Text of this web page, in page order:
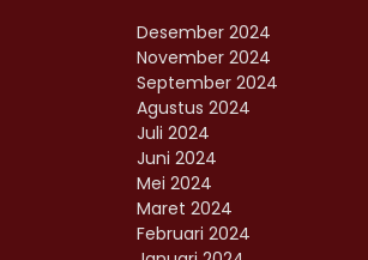
Desember 2024
November 2024
September 2024
Agustus 2024
Juli 2024
Juni 2024
Mei 2024
Maret 2024
Februari 2024